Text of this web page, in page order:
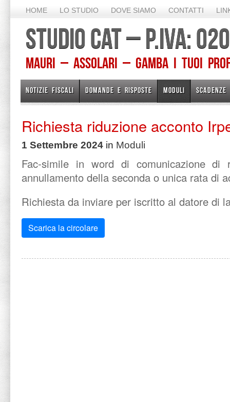
HOME LO STUDIO DOVE SIAMO CONTATTI
STUDIO CAT – P.IVA:
Mauri – Assolari – Gamba I TUOI
NOTIZIE FISCALI DOMANDE E RISPOSTE MODULI SCADENZE
Richiesta riduzione acconto
1 Settembre 2024 in Moduli
Fac-simile in word di comunicazione di
annullamento della seconda o unica rata di
Richiesta da inviare per iscritto al datore di
Scarica la circolare